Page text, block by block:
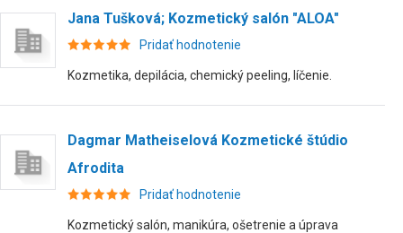
Jana Tušková; Kozmetický salón "ALOA"
Pridať hodnotenie
Kozmetika, depilácia, chemický peeling, líčenie.
Dagmar Matheiselová Kozmetické štúdio
Afrodita
Pridať hodnotenie
Kozmetický salón, manikúra, ošetrenie a úprava